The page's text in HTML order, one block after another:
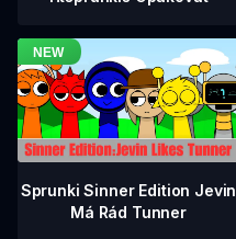
Sprunki Sinner Edition Jevin
Má Rád Tunner